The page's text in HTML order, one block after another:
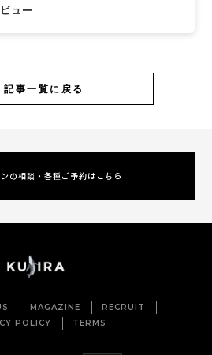
ュー
記事一覧に戻る
の相談・各種ご予約はこちら
MAGAZINE
RECRUIT
POLICY
TERMS